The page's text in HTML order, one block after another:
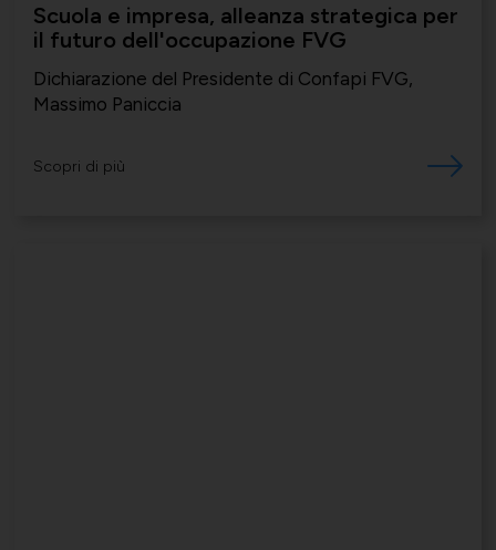
Scuola e impresa, alleanza strategica per
il futuro dell'occupazione FVG
Dichiarazione del Presidente di Confapi FVG,
Massimo Paniccia
Scopri di più